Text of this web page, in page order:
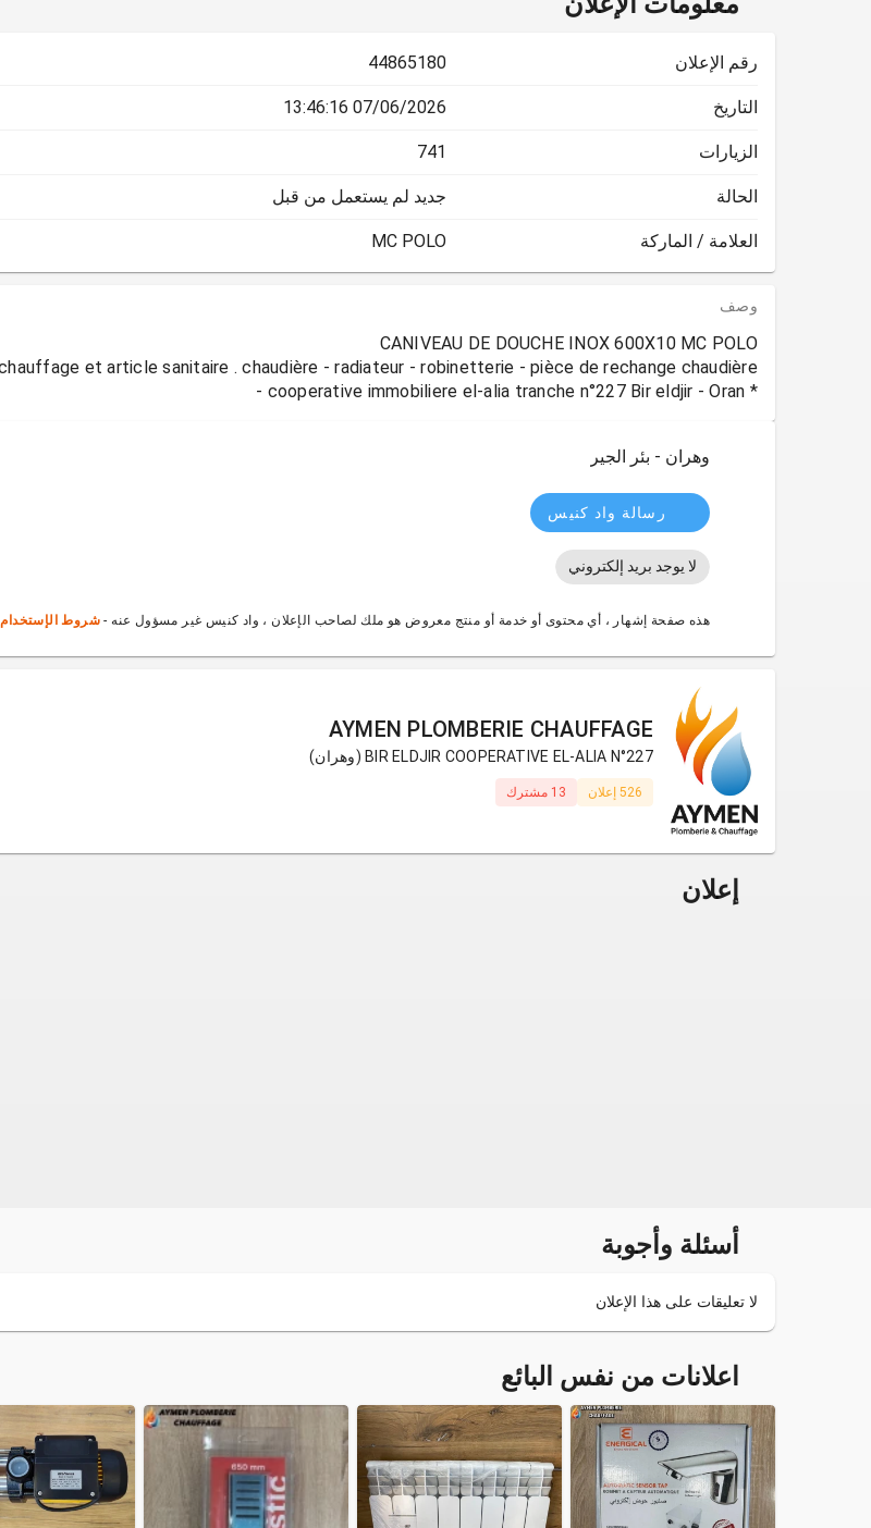
رقم الإعلان 44865180
التاريخ 07/06/2026 13:46:16
الزيارات 741
الحالة جديد لم يستعمل من قبل
العلامة / الماركة MC POLO
وصف
* cooperative immobiliere el-alia tranche n°227 Bir eldjir - Oran -
وهران - بئر الجير
رسالة واد كنيس
لا يوجد بريد إلكتروني
هذه صفحة إشهار ، أي محتوى أو خدمة أو منتج معروض هو ملك لصاحب الإعلان ، واد كنيس غير مسؤول عنه - شروط الإستخدام
AYMEN PLOMBERIE CHAUFFAGE
BIR ELDJIR COOPERATIVE EL-ALIA N°227 (وهران)
526 إعلان 13 مشترك
إعلان
أسئلة وأجوبة
لا تعليقات على هذا الإعلان
اعلانات من نفس البائع